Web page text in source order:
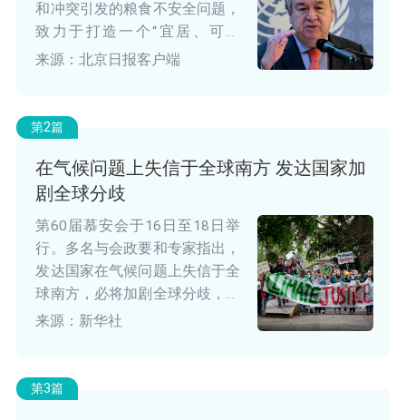
和冲突引发的粮食不安全问题，
致力于打造一个“宜居、可持
续、没有饥饿和战争灾难的未
来源：北京日报客户端
第2篇
在气候问题上失信于全球南方 发达国家加
剧全球分歧
第60届慕安会于16日至18日举
行。多名与会政要和专家指出，
发达国家在气候问题上失信于全
球南方，必将加剧全球分歧，拖
累全球气候治理进程。
来源：新华社
第3篇